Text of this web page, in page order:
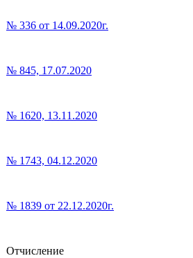
№ 336 от 14.09.2020г.
№ 845, 17.07.2020
№ 1620, 13.11.2020
№ 1743, 04.12.2020
№ 1839 от 22.12.2020г.
Отчисление